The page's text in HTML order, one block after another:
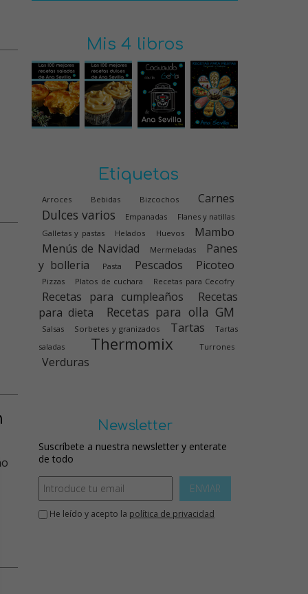
Mis 4 libros
Etiquetas
Arroces Bebidas Bizcochos Carnes
Dulces varios Empanadas
Flanes y natillas
Galletas y pastas
Helados Huevos
Mambo
Menús de Navidad
Mermeladas
Panes
y bolleria
Pasta Pescados Picoteo
Pizzas Platos de cuchara Recetas para Cecofry
Recetas para cumpleaños
Recetas
para dieta
Recetas para olla GM
Salsas Sorbetes y granizados Tartas
Tartas
saladas
Thermomix Turrones
Verduras
Newsletter
Suscríbete a nuestra newsletter y enterate
de todo
ENVIAR
He leído y acepto la política de privacidad